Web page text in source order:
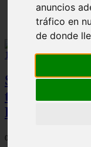
anuncios
tráfico en
de donde
Solo Las
Spider-Man:
taquilla pero
Rotten
06/08/2026